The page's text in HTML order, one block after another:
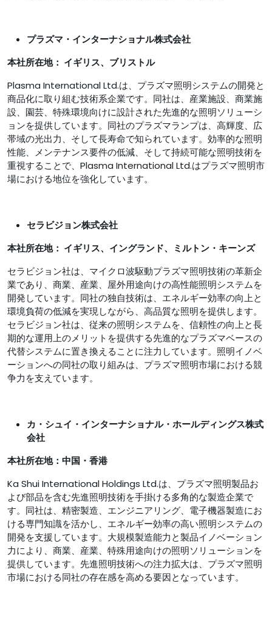
プラズマ・インターナショナル株式会社
本社所在地： イギリス、ブリストル
Plasma International Ltd.は、プラズマ照明システムの開発と
商品化に取り組む技術系企業です。同社は、産業施設、商業施
設、園芸、特殊環境向けに設計された先進的な照明ソリューシ
ョンを提供しています。同社のプラズマランプは、高輝度、広
帯域の光出力、そして長寿命で知られています。効率的な照明
性能、メンテナンス要件の低減、そして持続可能な照明技術を
重視することで、Plasma International Ltd.はプラズマ照明市
場における地位を強化しています。
セラビジョン株式会社
本社所在地： イギリス、イングランド、ミルトン・キーンズ
セラビジョン社は、マイクロ波駆動プラズマ照明技術の革新企
業であり、商業、産業、屋外用途向けの高性能照明システムを
開発しています。同社の独自技術は、エネルギー効率の向上と
環境負荷の低減を実現しながら、高品質な照明を提供します。
セラビジョン社は、従来の照明システムを、信頼性の向上と長
期的な運用上のメリットを提供する先進的なプラズマベースの
代替システムに置き換えることに注力しています。照明イノベ
ーションへの同社の取り組みは、プラズマ照明市場における競
争力を支えています。
カ・シュイ・インターナショナル・ホールディングス株式
会社
本社所在地：中国・香港
Ka Shui International Holdings Ltd.は、プラズマ照明製品お
よび部品を含む先進照明技術を手掛ける多角的な製造企業で
す。同社は、精密製造、エンジニアリング、電子機器製造にお
ける専門知識を活かし、エネルギー効率の高い照明システムの
開発を支援しています。大規模製造能力と製品イノベーション
力により、商業、産業、特殊用途向けの照明ソリューションを
提供しています。先進照明技術への注力拡大は、プラズマ照明
市場における同社の存在感を高める要因となっています。